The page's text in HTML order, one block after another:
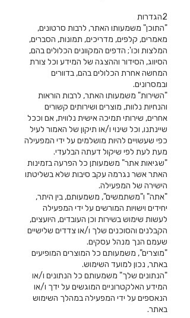
2הגדרות
"התוכן" משמעותו האתר, לרבות סרטונים,
מאמרים, קלפים, מדריכים, תמונות, הסברים,
המלצות וכו'; הדפים המקוונים הכלולים בהם,
הסיווג, הסידור וההצגה של המידע וכל צורת
המחשה אחרת הכלולים בהם, בדוורים
ובמסרונים.
"השירות" משמעותו האתר, לרבות הוראות
והנחיות נלוות, מוצרים ושירותים קשורים
אחרים, שירותי תמיכה אישית נלווית, אם וככל
שיינתנו, וכל שינוי ו/או תיקון של האמור לעיל
כפי שעשויים להיות מושלמים על ידי המפעילה
מעת לעת לפי שיקול דעתה הבלעדי.
"שגיאות אתר" משמעותן כל הפרעה בזמינות
האתר אשר נגרמה עקב סיבות שלא בשליטתו
הישירה של המפעילה.
"אתה" ו"משתמשים", משמעותם, בין היתר,
יחידים וישויות המורשים על ידי המפעילה
לעשות שימוש בשירות וכן העובדים, היועצים,
הקבלנים והסוכנים שלך ו/או צדדים שלישיים
שעמם הנך מנהל עסקים.
"מוצרים", משמעותם כל המוצרים המופיעים
באתר, נכון למועד השימוש.
"הנתונים שלך" משמעותם כל הנתונים ו/או
המידע האלקטרוניים המוגשים על ידך ו/או
הנאספים על ידי המפעילה במהלך השימוש
באתר.